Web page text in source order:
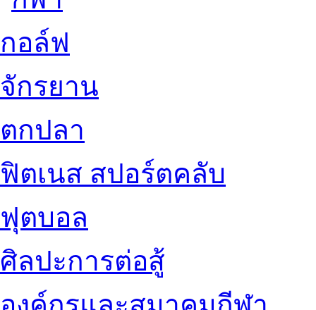
กอล์ฟ
จักรยาน
ตกปลา
ฟิตเนส สปอร์ตคลับ
ฟุตบอล
ศิลปะการต่อสู้